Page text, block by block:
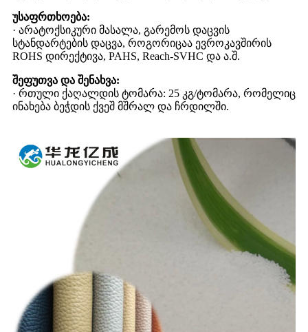
უსაფრთხოება:
· არატოქსიკური მასალა, გარემოს დაცვის
სტანდარტების დაცვა, როგორიცაა ევროკავშირის
ROHS დირექტივა, PAHS, Reach-SVHC და ა.შ.
შეფუთვა და შენახვა:
· რთული ქაღალდის ტომარა: 25 კგ/ტომარა, რომელიც
ინახება ბეჭდის ქვეშ მშრალ და ჩრდილში.